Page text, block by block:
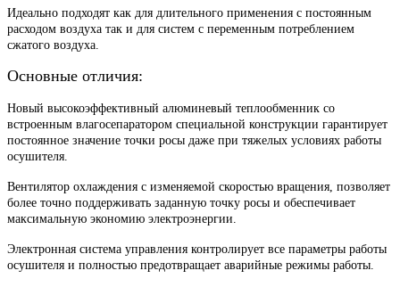
Идеально подходят как для длительного применения с постоянным
расходом воздуха так и для систем с переменным потреблением
сжатого воздуха.
Основные отличия:
Новый высокоэффективный алюминевый теплообменник со
встроенным влагосепаратором специальной конструкции гарантирует
постоянное значение точки росы даже при тяжелых условиях работы
осушителя.
Вентилятор охлаждения с изменяемой скоростью вращения, позволяет
более точно поддерживать заданную точку росы и обеспечивает
максимальную экономию электроэнергии.
Электронная система управления контролирует все параметры работы
осушителя и полностью предотвращает аварийные режимы работы.